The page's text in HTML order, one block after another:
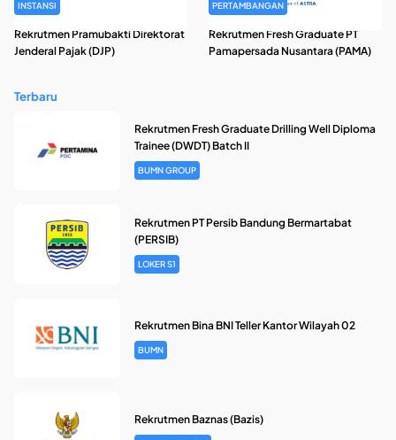
INSTANSI
Rekrutmen Pramubakti Direktorat
Jenderal Pajak (DJP)
PERTAMBANGAN
Rekrutmen Fresh Graduate PT
Pamapersada Nusantara (PAMA)
Terbaru
Rekrutmen Fresh Graduate Drilling Well Diploma
Trainee (DWDT) Batch II
BUMN GROUP
Rekrutmen PT Persib Bandung Bermartabat
(PERSIB)
LOKER S1
Rekrutmen Bina BNI Teller Kantor Wilayah 02
BUMN
Rekrutmen Baznas (Bazis)